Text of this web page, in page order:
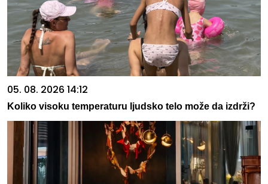
05. 08. 2026 14:12
Koliko visoku temperaturu ljudsko telo može da izdrži?